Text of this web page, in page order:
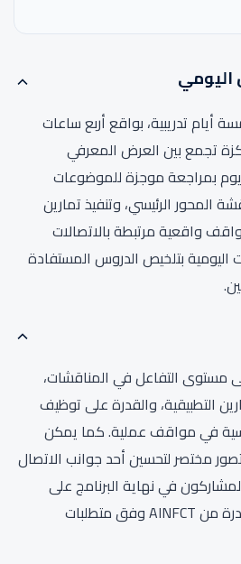
اليومي
أيام تدريبية، بواقع أربع ساعات
تجمع بين العرض المعرفي
يوم بمراجعة موجزة للموضوعات
المحور الرئيسي، وتنفيذ تمارين
واقعية مرتبطة بالاتصالات
اليومية بتلخيص الدروس المستفادة
مستوى التفاعل في المناقشات،
التطبيقية، والقدرة على توظيف
في مواقف عملية. كما يمكن
مختصر لتحسين أحد جوانب الاتصال
في نهاية البرنامج على
شهادة إتمام أو حضور صادرة من AINFCT وفق متطلبات